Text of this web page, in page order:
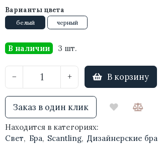
Варианты цвета
белый черный
В наличии 3 шт.
− + В корзину
Заказ в один клик
Находится в категориях:
Свет, Бра, Scantling, Дизайнерские бра